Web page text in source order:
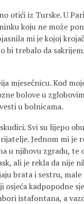
otići iz Turske. U
koju ne može
mi je kojoj
bi trebalo da
mjesečnicu. Kod
bolove u
u bolnicama.
Svi su lijepo
Jednom mi je
u njihovu zgradu, te
ali je rekla da nije
brata i sestru, male
kadpopodne
istafontana, a